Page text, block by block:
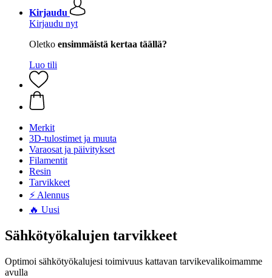
Kirjaudu
Kirjaudu nyt
Oletko ensimmäistä kertaa täällä?
Luo tili
Merkit
3D-tulostimet ja muuta
Varaosat ja päivitykset
Filamentit
Resin
Tarvikkeet
⚡ Alennus
🔥 Uusi
Sähkötyökalujen tarvikkeet
Optimoi sähkötyökalujesi toimivuus kattavan tarvikevalikoimamme
avulla